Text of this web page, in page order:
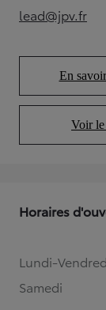
lead@jpv.fr
(Opens
En
Voir le
Horaires
Lundi-
Samedi